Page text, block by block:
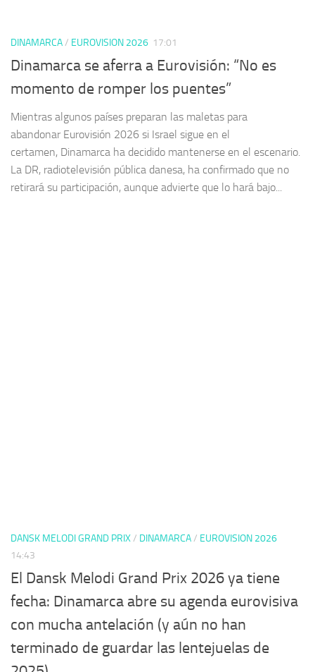
DINAMARCA/ EUROVISION 2026 17:01
Dinamarca se aferra a Eurovisión: “No es
momento de romper los puentes”
Mientras algunos países preparan las maletas para
abandonar Eurovisión 2026 si Israel sigue en el
certamen, Dinamarca ha decidido mantenerse en el escenario.
La DR, radiotelevisión pública danesa, ha confirmado que no
retirará su participación, aunque advierte que lo hará bajo...
DANSK MELODI GRAND PRIX/ DINAMARCA/ EUROVISION 2026
14:43
El Dansk Melodi Grand Prix 2026 ya tiene
fecha: Dinamarca abre su agenda eurovisiva
con mucha antelación (y aún no han
terminado de guardar las lentejuelas de